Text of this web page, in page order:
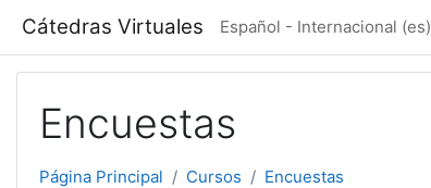
Cátedras Virtuales Español - Internacional ‎(es)‎
Encuestas
Página Principal Cursos Encuestas